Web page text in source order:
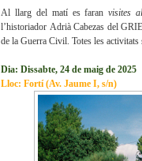
Al llarg del matí es faranvisites
l’historiador Adrià Cabezas del
de la Guerra Civil. Totes les
Dia: Dissabte, 24 de maig de 2025
Lloc: Fortí (Av. Jaume I, s/n)